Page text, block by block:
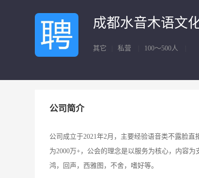
成都水音木语文
其它 私营 100～500人
公司简介
公司成立于2021年2月，主要经验语音类不露脸
为2000万+，公会的理念是以服务为核心，内容
鸿，回声，西雅图，不舍，嗜好等。